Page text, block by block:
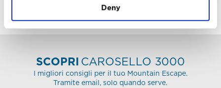
Deny
FOLLOW
SCOPRICAROSELLO 3000
I migliori consigli per il tuo Mountain Escape.
Tramite email, solo quando serve.